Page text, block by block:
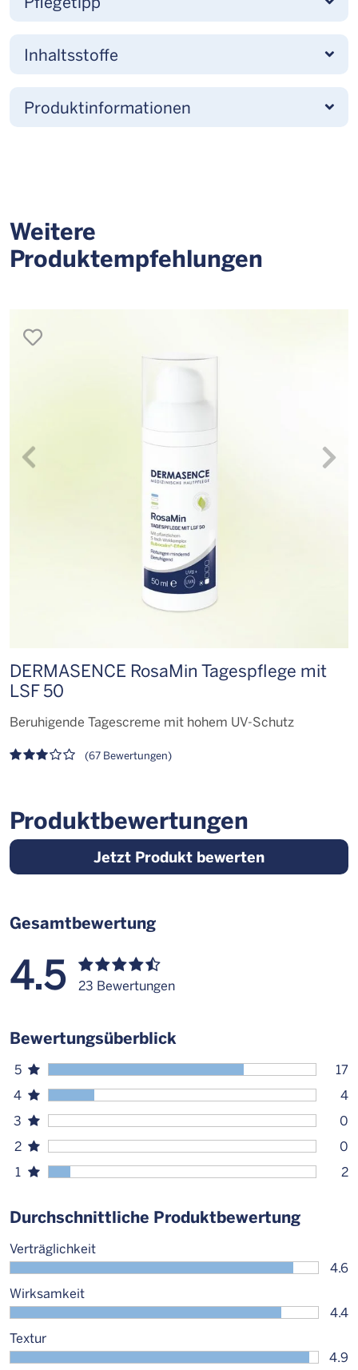
Inhaltsstoffe
Produktinformationen
Weitere
Produktempfehlungen
merken
DERMASENCE RosaMin Tagespflege mit
LSF 50
Beruhigende Tagescreme mit hohem UV-Schutz
(67 Bewertungen)
Produktbewertungen
Jetzt Produkt bewerten
Gesamtbewertung
4.5 23 Bewertungen
Bewertungsüberblick
5
17
4
4
3
0
2
0
1
2
Durchschnittliche Produktbewertung
Verträglichkeit
4.6
Wirksamkeit
4.4
Textur
4.9